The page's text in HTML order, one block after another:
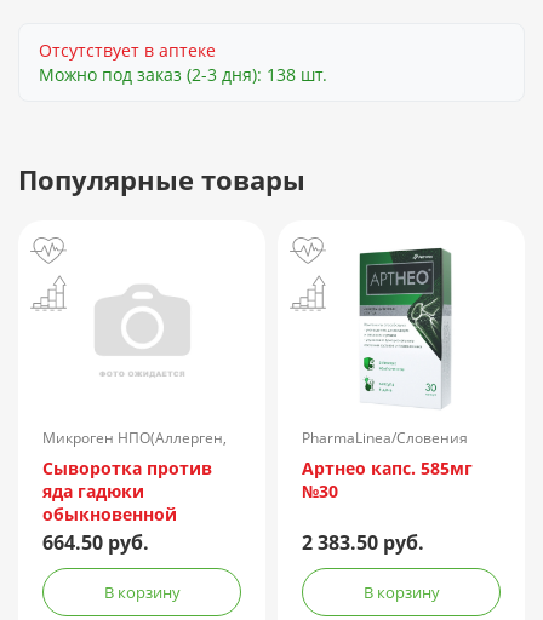
Отсутствует в аптеке
Можно под заказ (2-3 дня): 138 шт.
Популярные товары
Микроген НПО(Аллерген,
г.Ставрополь)/Россия
Сыворотка против
яда гадюки
обыкновенной
лошадиная
очищенная
концентрированная
жидкая амп.(р-р д/
664.50 руб.
В корзину
PharmaLinea/Словения
Артнео капс. 585мг
№30
2 383.50 руб.
В корзину